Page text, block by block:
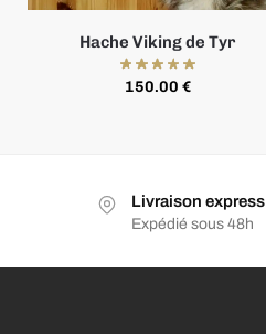
Hache Viking de Tyr
150.00 €
Livraison express
Expédié sous 48h